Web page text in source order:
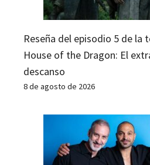
Reseña del episodio 5 de la
House of the Dragon: El
descanso
8 de agosto de 2026